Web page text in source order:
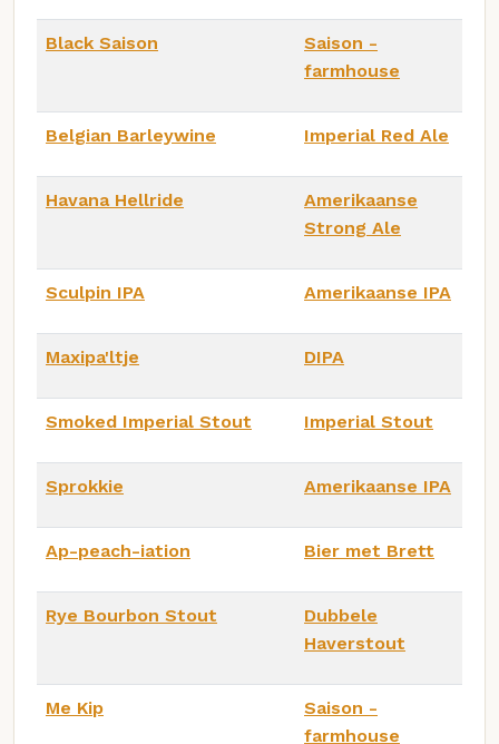
Black Saison
Saison -
farmhouse
Belgian Barleywine Imperial Red Ale
Havana Hellride
Amerikaanse
Strong Ale
Sculpin IPA Amerikaanse IPA
Maxipa'ltje DIPA
Smoked Imperial Stout Imperial Stout
Sprokkie Amerikaanse IPA
Ap-peach-iation Bier met Brett
Rye Bourbon Stout
Dubbele
Haverstout
Me Kip
Saison -
farmhouse